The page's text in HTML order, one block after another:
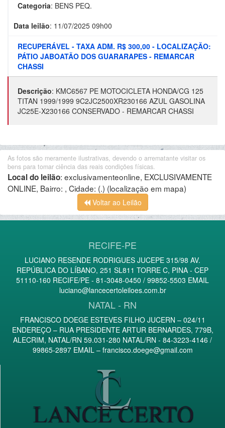
Categoria: BENS PEQ.
Data leilão: 11/07/2025 09h00
RECUPERÁVEL - TAXA ADM. R$ 300,00 - LOCALIZAÇÃO:
PÁTIO JABOATÃO DOS GUARARAPES - REMARCAR
CHASSI
Descrição: KMC6567 PE MOTOCICLETA HONDA/CG 125
TITAN 1999/1999 9C2JC2500XR230166 AZUL GASOLINA
JC25E-X230166 CONSERVADO - REMARCAR CHASSI
As fotos são meramente ilustrativas, devendo o arrematante visitar os
bens para tomar ciência das reais condições físicas.
Local do leilão: exclusivamenteonline, EXCLUSIVAMENTE
ONLINE, Bairro: , Cidade: (.) (localização em mapa)
Voltar ao Leilão
RECIFE-PE
LUCIANO RESENDE RODRIGUES JUCEPE 315/98 AV.
REPÚBLICA DO LÍBANO, 251 SL811 TORRE C, PINA - CEP
51110-160 RECIFE/PE - 81-3048-0450 / 99852-5503 EMAIL
luciano@lancecertoleiloes.com.br
NATAL - RN
FRANCISCO DOEGE ESTEVES FILHO JUCERN – 024/11
ENDEREÇO – RUA PRESIDENTE ARTUR BERNARDES, 779B,
ALECRIM, NATAL/RN 59.031-280 NATAL/RN - 84-3223-4146 /
99865-2897 EMAIL – francisco.doege@gmail.com